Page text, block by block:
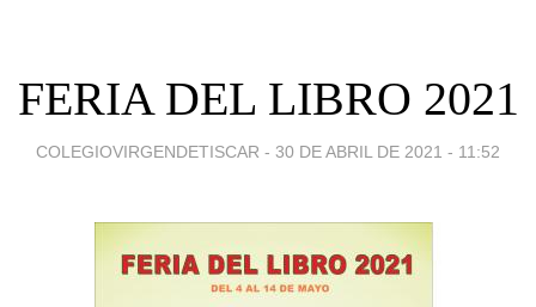
FERIA DEL LIBRO 2021
COLEGIOVIRGENDETISCAR - 30 DE ABRIL DE 2021 - 11:52